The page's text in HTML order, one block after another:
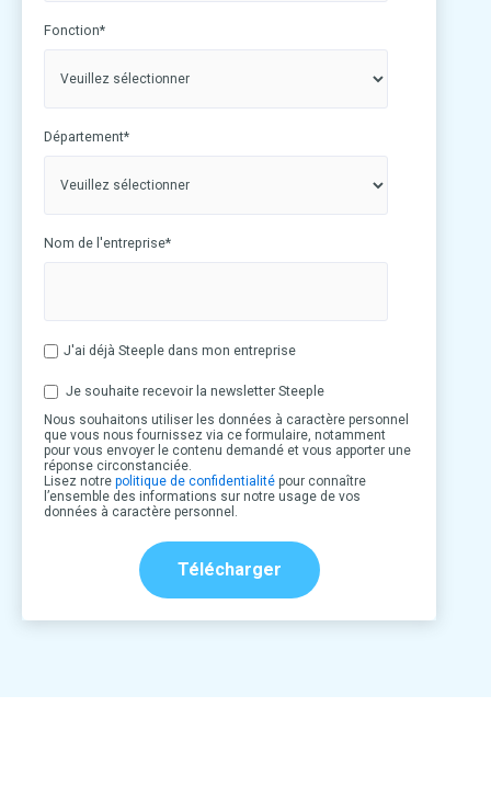
Fonction*
Département*
Nom de l'entreprise*
J'ai déjà Steeple dans mon entreprise
Je souhaite recevoir la newsletter Steeple
Nous souhaitons utiliser les données à caractère personnel
que vous nous fournissez via ce formulaire, notamment
pour vous envoyer le contenu demandé et vous apporter une
réponse circonstanciée.
Lisez notre politique de confidentialité pour connaître
l’ensemble des informations sur notre usage de vos
données à caractère personnel.